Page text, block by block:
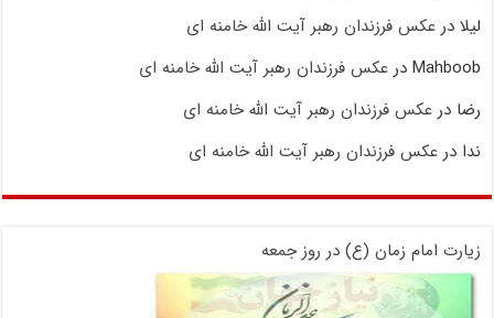
لیلا درعکس فرزندان رهبر آیت الله خامنه ای
Mahboob درعکس فرزندان رهبر آیت الله خامنه ای
رضا درعکس فرزندان رهبر آیت الله خامنه ای
ندا درعکس فرزندان رهبر آیت الله خامنه ای
زیارت امام زمان (ع) در روز جمعه